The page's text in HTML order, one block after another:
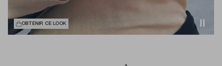
OBTENIR CE LOOK